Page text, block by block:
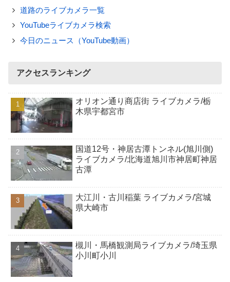
道路のライブカメラ一覧
YouTubeライブカメラ検索
今日のニュース（YouTube動画）
アクセスランキング
オリオン通り商店街 ライブカメラ/栃
木県宇都宮市
国道12号・神居古潭トンネル(旭川側)
ライブカメラ/北海道旭川市神居町神居
古潭
大江川・古川稲葉 ライブカメラ/宮城
県大崎市
槻川・馬橋観測局ライブカメラ/埼玉県
小川町小川